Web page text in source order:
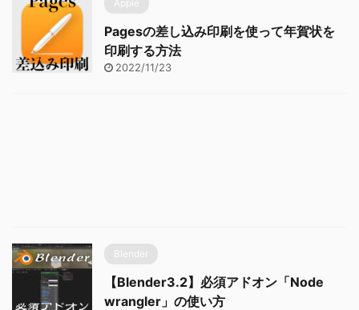
Apple
Pagesの差し込み印刷を使って年賀状を
印刷する方法
2022/11/23
Blender
【Blender3.2】必須アドオン「Node
wrangler」の使い方